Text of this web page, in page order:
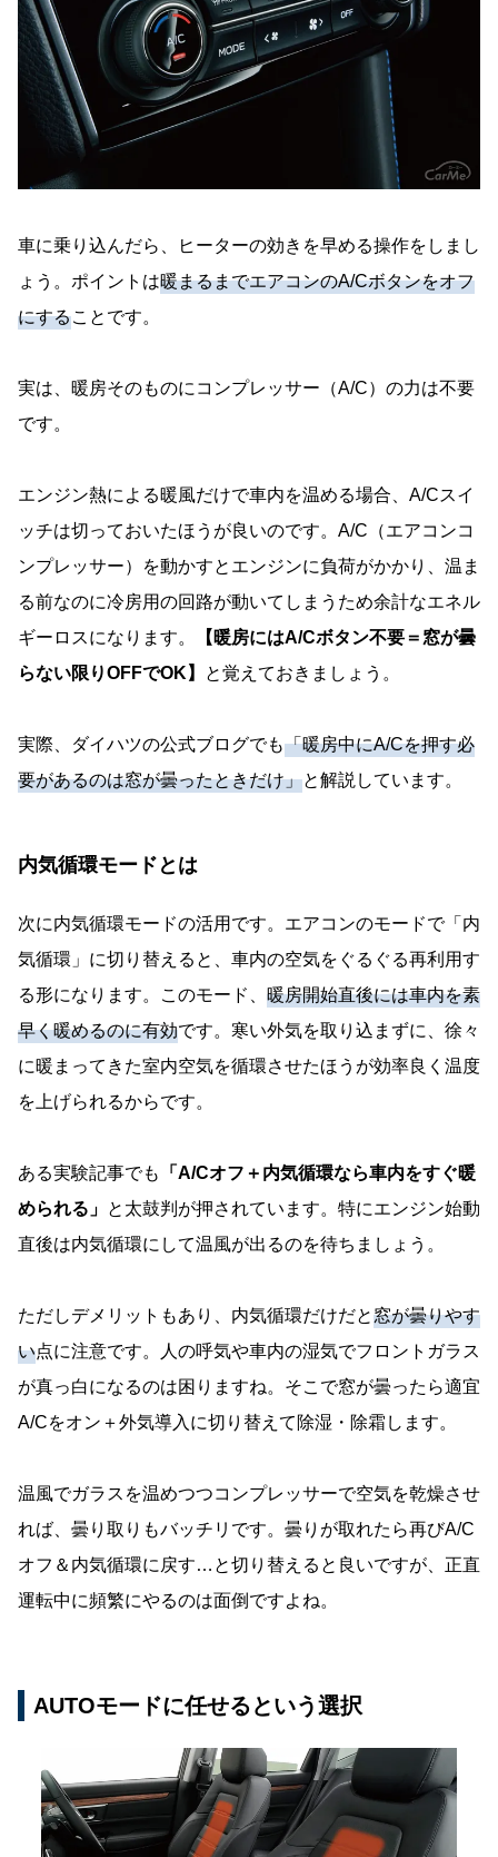
車に乗り込んだら、ヒーターの効きを早める操作をしまし
ょう。ポイントは暖まるまでエアコンのA/Cボタンをオフ
にすることです。
実は、暖房そのものにコンプレッサー（A/C）の力は不要
です。
エンジン熱による暖風だけで車内を温める場合、A/Cスイ
ッチは切っておいたほうが良いのです。A/C（エアコンコ
ンプレッサー）を動かすとエンジンに負荷がかかり、温ま
る前なのに冷房用の回路が動いてしまうため余計なエネル
ギーロスになります。
【暖房にはA/Cボタン不要＝窓が曇
らない限りOFFでOK】
と覚えておきましょう。
実際、ダイハツの公式ブログでも「暖房中にA/Cを押す必
要があるのは窓が曇ったときだけ」と解説しています。
内気循環モードとは
次に内気循環モードの活用です。エアコンのモードで「内
気循環」に切り替えると、車内の空気をぐるぐる再利用す
る形になります。このモード、 暖房開始直後には車内を素
早く暖めるのに有効です。寒い外気を取り込まずに、徐々
に暖まってきた室内空気を循環させたほうが効率良く温度
を上げられるからです。
ある実験記事でも
「A/Cオフ＋内気循環なら車内をすぐ暖
められる」 と太鼓判が押されています。特にエンジン始動
直後は内気循環にして温風が出るのを待ちましょう。
ただしデメリットもあり、内気循環だけだと窓が曇りやす
い点に注意です。人の呼気や車内の湿気でフロントガラス
が真っ白になるのは困りますね。そこで窓が曇ったら適宜
A/Cをオン＋外気導入に切り替えて除湿・除霜します。
温風でガラスを温めつつコンプレッサーで空気を乾燥させ
れば、曇り取りもバッチリです。曇りが取れたら再びA/C
オフ＆内気循環に戻す…と切り替えると良いですが、正直
運転中に頻繁にやるのは面倒ですよね。
AUTOモードに任せるという選択